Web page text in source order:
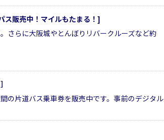
ス販売中！マイルもたまる！]
さらに大阪城やとんぼりリバークルーズなど約
の片道バス乗車券を販売中です。事前のデジタル